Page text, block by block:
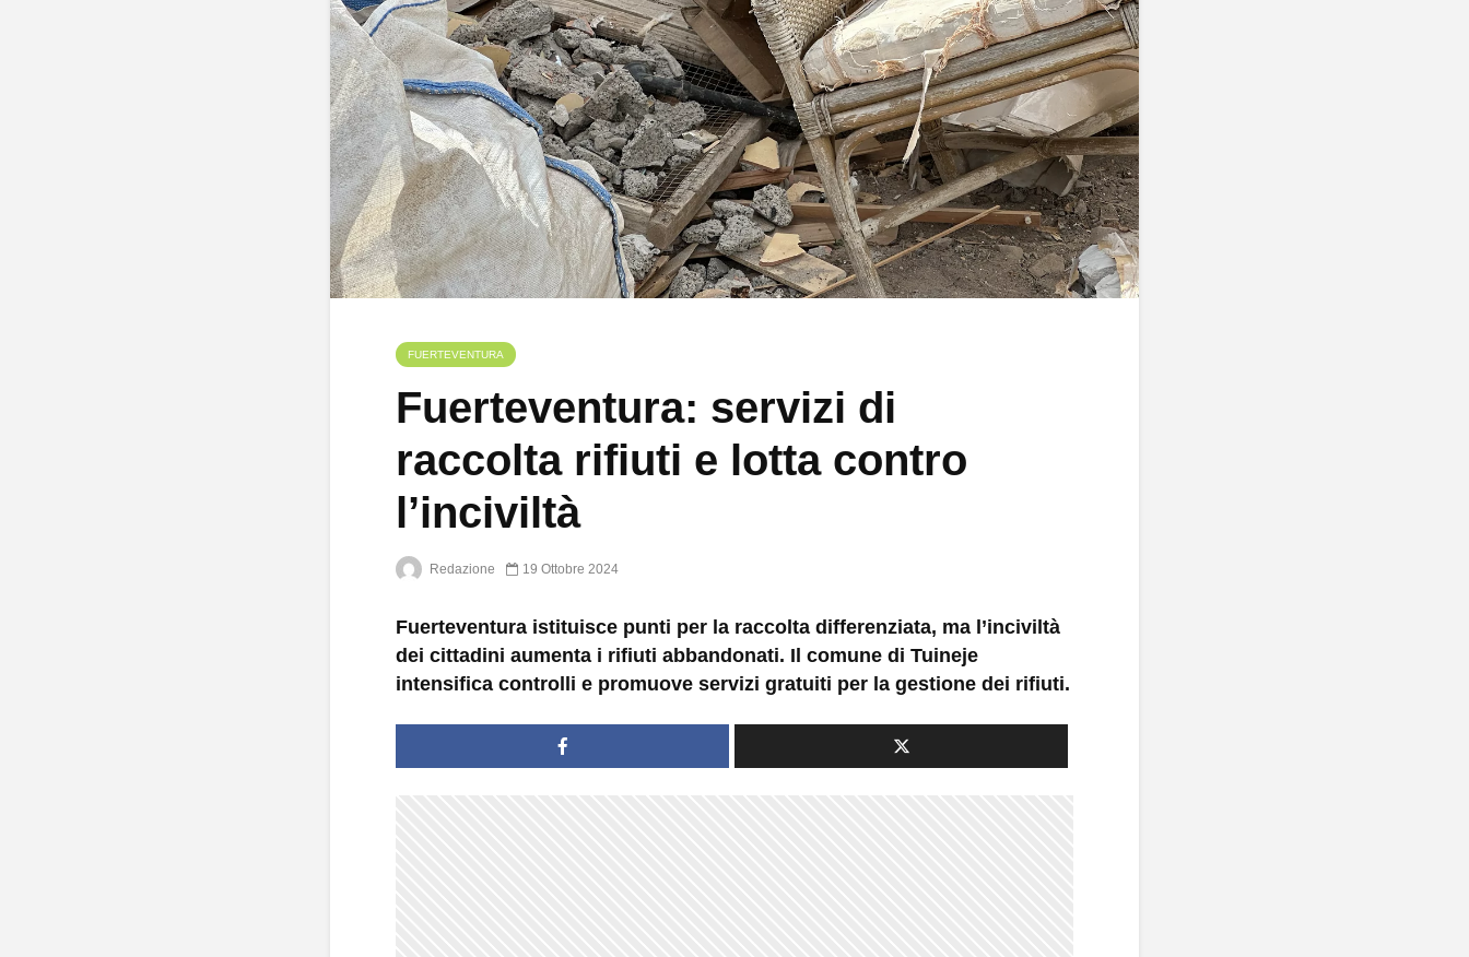
FUERTEVENTURA
Fuerteventura: servizi di
raccolta rifiuti e lotta contro
l’inciviltà
Redazione 19 Ottobre 2024
Fuerteventura istituisce punti per la raccolta differenziata, ma l’inciviltà
dei cittadini aumenta i rifiuti abbandonati. Il comune di Tuineje
intensifica controlli e promuove servizi gratuiti per la gestione dei rifiuti.